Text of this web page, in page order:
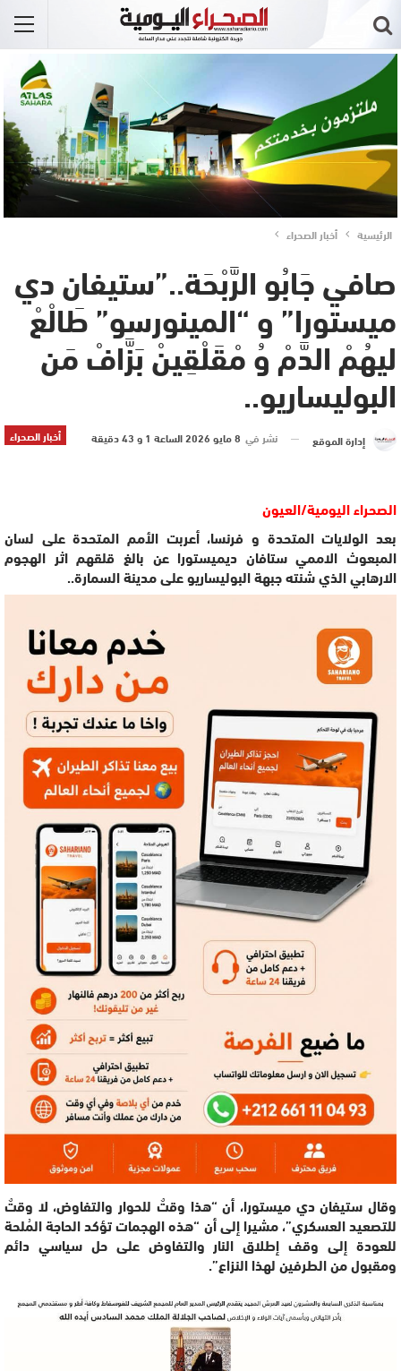
الرئيسية أخبار الصحراء
صافي جَابُو الرَّبْحَة..”ستيفان دي
ميستورا” و “المينورسو” طَالْعْ
ليهُمْ الدَّمْ وُ مْقَلْقِينْ بَزَّافْ مَن
البوليساريو..
أخبار الصحراء إدارة الموقع نشر في 8 مايو 2026 الساعة 1 و 43 دقيقة
الصحراء اليومية/العيون
بعد الولايات المتحدة و فرنسا، أعربت الأمم المتحدة على لسان
المبعوث الاممي ستافان ديميستورا عن بالغ قلقهم اثر الهجوم
الارهابي الذي شنته جبهة البوليساريو على مدينة السمارة..
وقال ستيفان دي ميستورا، أن “هذا وقتٌ للحوار والتفاوض، لا وقتٌ
للتصعيد العسكري”، مشيرا إلى أن “هذه الهجمات تؤكد الحاجة المُلحة
للعودة إلى وقف إطلاق النار والتفاوض على حل سياسي دائم
ومقبول من الطرفين لهذا النزاع”.